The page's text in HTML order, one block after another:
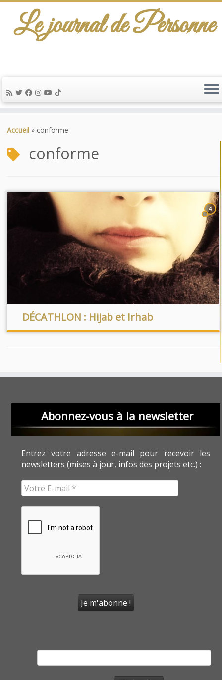
au
Le journal de Personne
Accueil » conforme
conforme
4
DÉCATHLON : Hijab et Irhab
Abonnez-vous à la newsletter
Entrez votre adresse e-mail pour recevoir les
newsletters (mises à jour, infos des projets etc.) :